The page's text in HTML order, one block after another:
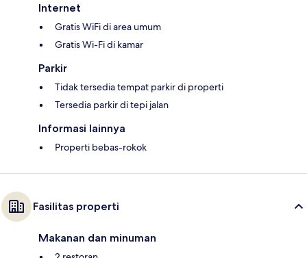
Internet
Gratis WiFi di area umum
Gratis Wi-Fi di kamar
Parkir
Tidak tersedia tempat parkir di properti
Tersedia parkir di tepi jalan
Informasi lainnya
Properti bebas-rokok
Fasilitas properti
Makanan dan minuman